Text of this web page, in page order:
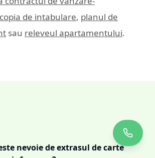
copia de intabulare, planul de
sau releveul apartamentului.
nevoie de extrasul de carte